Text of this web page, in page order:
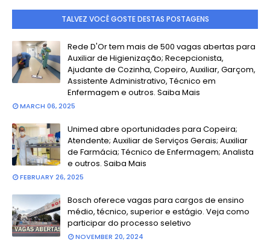
TALVEZ VOCÊ GOSTE DESTAS POSTAGENS
Rede D'Or tem mais de 500 vagas abertas para
Auxiliar de Higienização; Recepcionista,
Ajudante de Cozinha, Copeiro, Auxiliar, Garçom,
Assistente Administrativo, Técnico em
Enfermagem e outros. Saiba Mais
MARCH 06, 2025
Unimed abre oportunidades para Copeira;
Atendente; Auxiliar de Serviços Gerais; Auxiliar
de Farmácia; Técnico de Enfermagem; Analista
e outros. Saiba Mais
FEBRUARY 26, 2025
Bosch oferece vagas para cargos de ensino
médio, técnico, superior e estágio. Veja como
participar do processo seletivo
NOVEMBER 20, 2024